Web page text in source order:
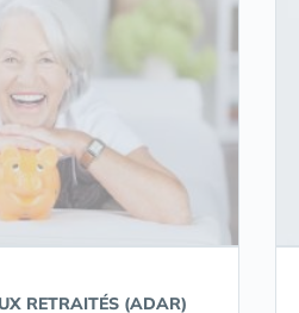
RETRAITÉS (ADAR)